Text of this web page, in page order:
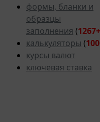
формы, бланки и
образцы
заполнения (1267+
калькуляторы (
курсы валют
ключевая ставка